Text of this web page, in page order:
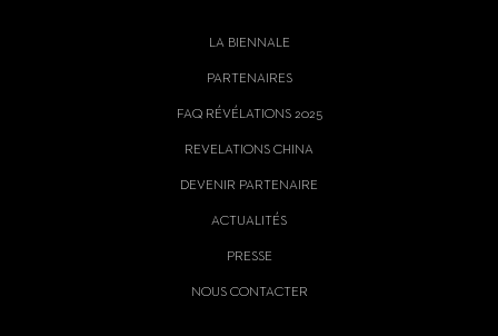
LA BIENNALE
PARTENAIRES
FAQ RÉVÉLATIONS 2025
REVELATIONS CHINA
DEVENIR PARTENAIRE
ACTUALITÉS
PRESSE
NOUS CONTACTER